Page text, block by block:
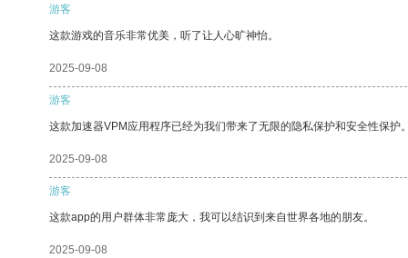
游客
这款游戏的音乐非常优美，听了让人心旷神怡。
2025-09-08
游客
这款加速器VPM应用程序已经为我们带来了无限的隐私保护和安全性保护
2025-09-08
游客
这款app的用户群体非常庞大，我可以结识到来自世界各地的朋友。
2025-09-08